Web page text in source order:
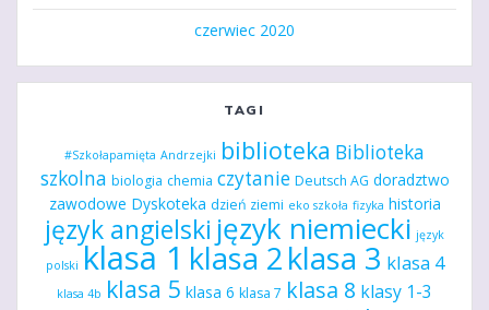
czerwiec 2020
TAGI
#Szkołapamięta Andrzejki biblioteka Biblioteka
szkolna biologia chemia czytanie Deutsch AG doradztwo
zawodowe Dyskoteka dzień ziemi eko szkoła fizyka historia
język angielski język niemiecki język
polski klasa 1 klasa 2klasa 3 klasa 4
klasa 4b klasa 5 klasa 6 klasa 7 klasa 8 klasy 1-3